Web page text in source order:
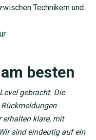
Technikern und
besten
gebracht. Die
erhalten klare, mit
sind eindeutig auf ein